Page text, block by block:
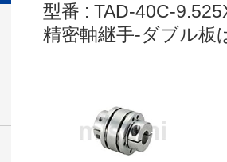
型番 : TAD-40C-
精密軸継手-ダブル板